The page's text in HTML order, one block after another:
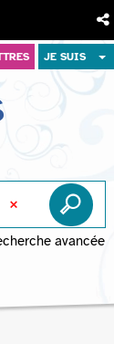
JE SUIS
avancée